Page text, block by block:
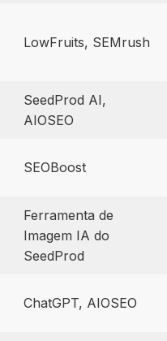
LowFruits, SEMrush
SeedProd AI,
AIOSEO
SEOBoost
Ferramenta de
Imagem IA do
SeedProd
ChatGPT, AIOSEO